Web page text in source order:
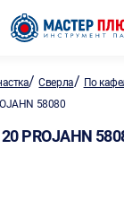
/Сверла/ По
58080
PROJAHN